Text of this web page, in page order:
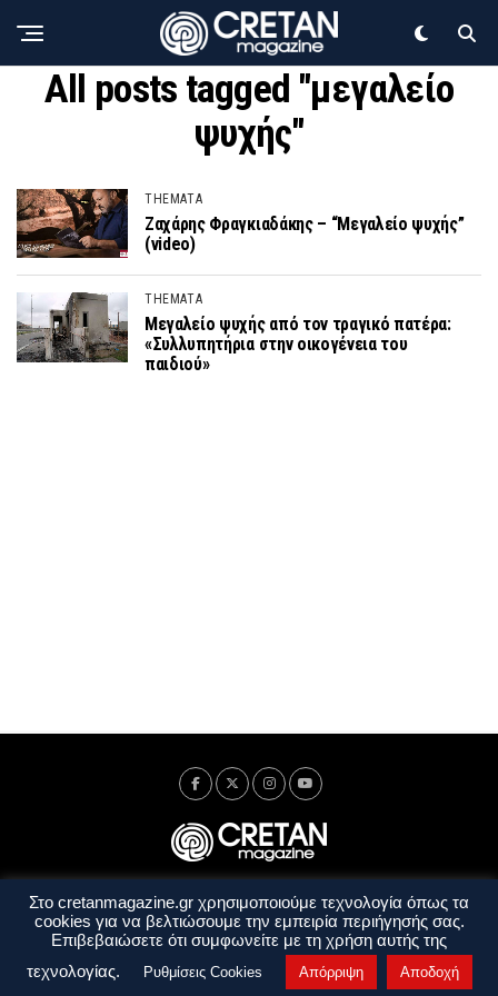
All posts tagged "μεγαλείο
ψυχής"
THEMATA
Ζαχάρης Φραγκιαδάκης – “Μεγαλείο ψυχής”
(video)
THEMATA
Μεγαλείο ψυχής από τον τραγικό πατέρα:
«Συλλυπητήρια στην οικογένεια του
παιδιού»
Ταυτότητα Πολιτική Απορρήτου
Όροι Χρήσης
Όροι και Προϋποθέσεις
Στο cretanmagazine.gr χρησιμοποιούμε τεχνολογία όπως τα
cookies για να βελτιώσουμε την εμπειρία περιήγησής σας.
Επιβεβαιώσετε ότι συμφωνείτε με τη χρήση αυτής της
τεχνολογίας.
Ρυθμίσεις Cookies Απόρριψη Αποδοχή